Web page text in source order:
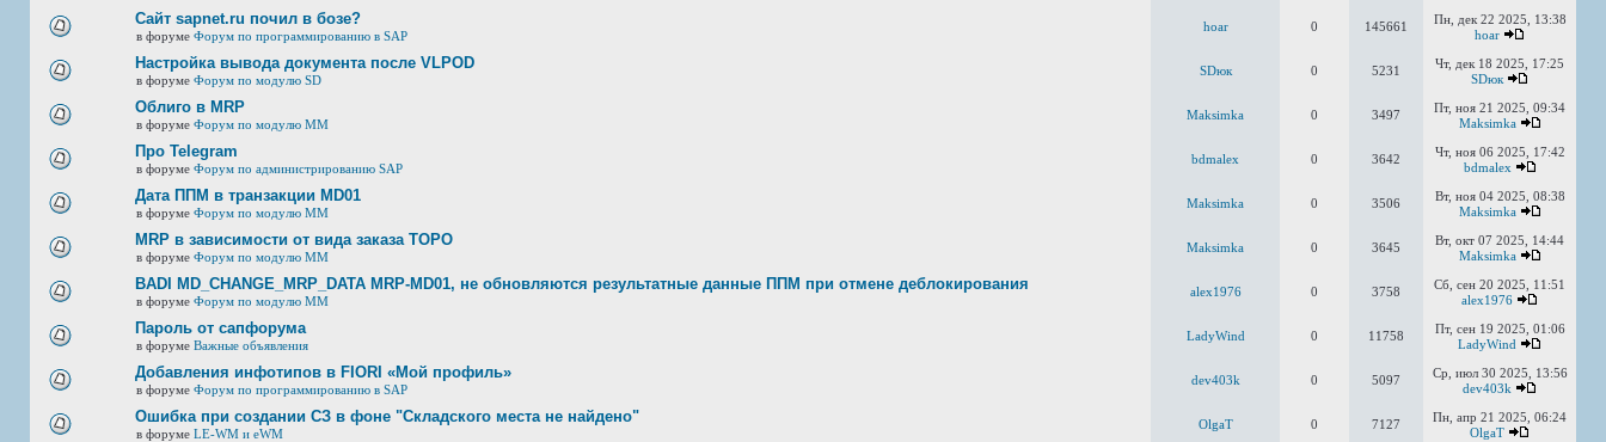
Сайт sapnet.ru почил в бозе?
в форуме Форум по программированию в SAP
hoar 0 145661
Пн, дек 22 2025, 13:38
hoar
Настройка вывода документа после VLPOD
в форуме Форум по модулю SD
SDюк 0 5231
Чт, дек 18 2025, 17:25
SDюк
Облиго в MRP
в форуме Форум по модулю ММ
Maksimka 0 3497
Пт, ноя 21 2025, 09:34
Maksimka
Про Telegram
в форуме Форум по администрированию SAP
bdmalex 0 3642
Чт, ноя 06 2025, 17:42
bdmalex
Дата ППМ в транзакции MD01
в форуме Форум по модулю ММ
Maksimka 0 3506
Вт, ноя 04 2025, 08:38
Maksimka
MRP в зависимости от вида заказа ТОРО
в форуме Форум по модулю ММ
Maksimka 0 3645
Вт, окт 07 2025, 14:44
Maksimka
BADI MD_CHANGE_MRP_DATA MRP-MD01, не обновляются результатные данные ППМ при отмене деблокирования
в форуме Форум по модулю ММ
alex1976 0 3758
Сб, сен 20 2025, 11:51
alex1976
Пароль от сапфорума
в форуме Важные объявления
LadyWind 0 11758
Пт, сен 19 2025, 01:06
LadyWind
Добавления инфотипов в FIORI «Мой профиль»
в форуме Форум по программированию в SAP
dev403k 0 5097
Ср, июл 30 2025, 13:56
dev403k
Ошибка при создании СЗ в фоне "Складского места не найдено"
в форуме LE-WM и eWM
OlgaT 0 7127
Пн, апр 21 2025, 06:24
OlgaT